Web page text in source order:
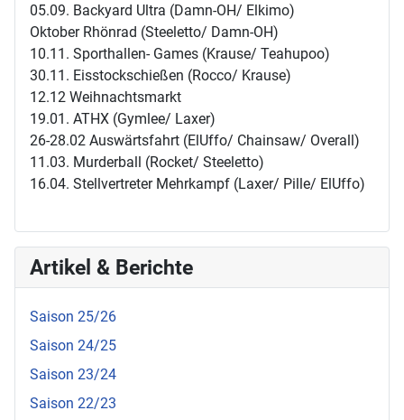
05.09. Backyard Ultra (Damn-OH/ Elkimo)
Oktober Rhönrad (Steeletto/ Damn-OH)
10.11. Sporthallen- Games (Krause/ Teahupoo)
30.11. Eisstockschießen (Rocco/ Krause)
12.12 Weihnachtsmarkt
19.01. ATHX (Gymlee/ Laxer)
26-28.02 Auswärtsfahrt (ElUffo/ Chainsaw/ Overall)
11.03. Murderball (Rocket/ Steeletto)
16.04. Stellvertreter Mehrkampf (Laxer/ Pille/ ElUffo)
Artikel & Berichte
Saison 25/26
Saison 24/25
Saison 23/24
Saison 22/23